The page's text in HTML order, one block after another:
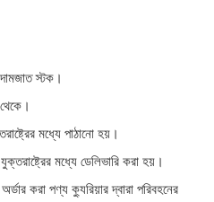
স্টক।
মধ্যে পাঠানো হয়।
মধ্যে ডেলিভারি করা হয়।
করা পণ্য ক্যুরিয়ার দ্বারা পরিবহনের